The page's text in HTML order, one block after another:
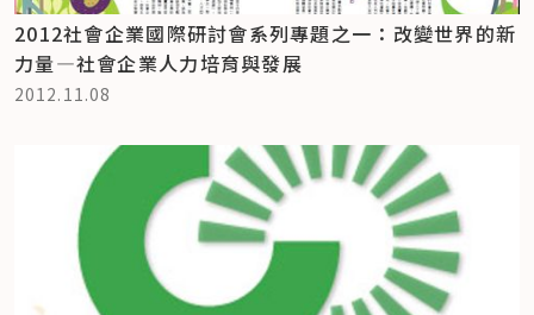
2012社會企業國際研討會系列專題之一：改變世界的新
力量—社會企業人力培育與發展
2012.11.08